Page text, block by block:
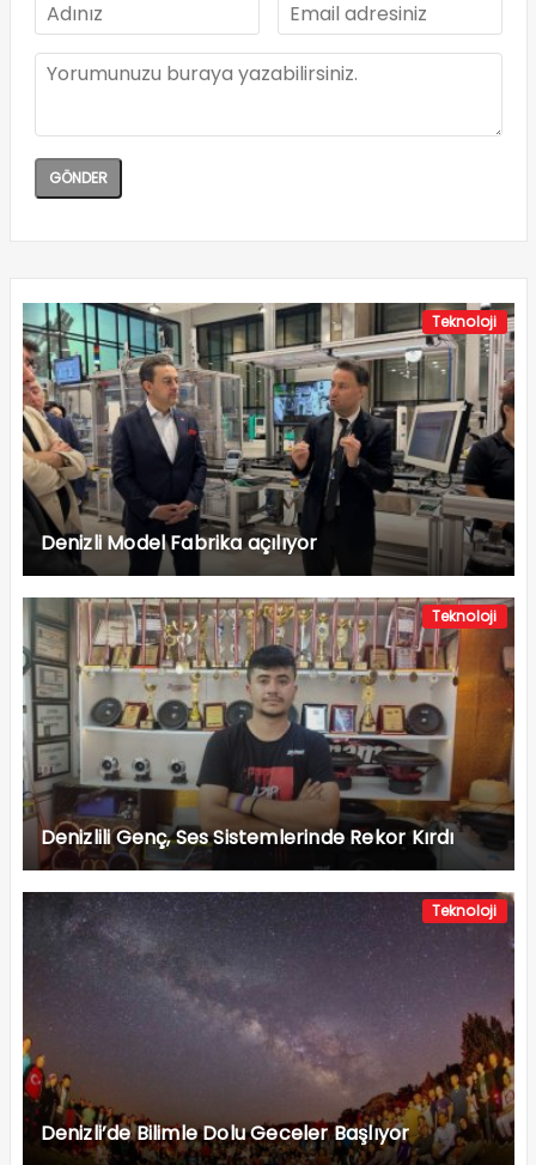
Teknoloji
Denizli Model Fabrika açılıyor
Teknoloji
Denizlili Genç, Ses Sistemlerinde Rekor Kırdı
Teknoloji
Denizli’de Bilimle Dolu Geceler Başlıyor